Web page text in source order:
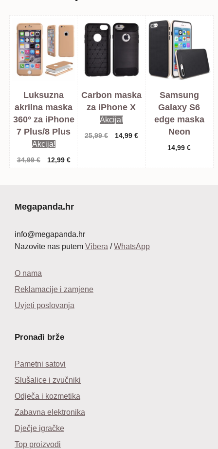
Luksuzna
akrilna maska
360° za iPhone
7 Plus/8 Plus
Akcija!
34,99€
Izvorna
12,99 €Trenutna
Carbon maska
za iPhone X
Akcija!
25,99€
Izvorna
14,99 €Trenutna
Samsung
Galaxy S6
edge maska
Neon
14,99€
Megapanda.hr
info@megapanda.hr
Nazovite nas putem Vibera /WhatsApp
O nama
Reklamacije i zamjene
Uvjeti poslovanja
Pronađi brže
Pametni satovi
Slušalice i zvučniki
Odječa i kozmetika
Zabavna elektronika
Dječje igračke
Top proizvodi